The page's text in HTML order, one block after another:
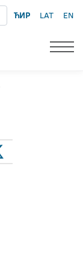
ЋИР LAT EN